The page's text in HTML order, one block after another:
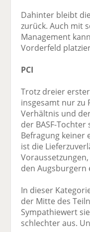
Dahinter bleibt
zurück. Auch mit
Management
Vorderfeld
PCI
Trotz dreier
insgesamt nur zu
Verhältnis und
der BASF-
Befragung keiner
ist die
den Augsburgern
In dieser
der Mitte des
Sympathiewert
schlechter aus.